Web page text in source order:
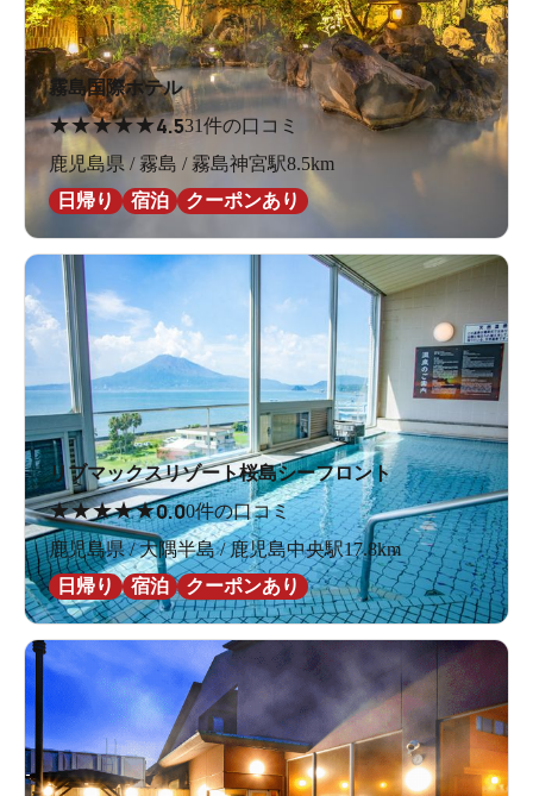
霧島国際ホテル
★★★★★4.531件の口コミ
鹿児島県 / 霧島 / 霧島神宮駅8.5km
日帰り
宿泊 クーポンあり
リブマックスリゾート桜島シーフロント
★★★★★0.00件の口コミ
鹿児島県 / 大隅半島 / 鹿児島中央駅17.8km
日帰り
宿泊 クーポンあり